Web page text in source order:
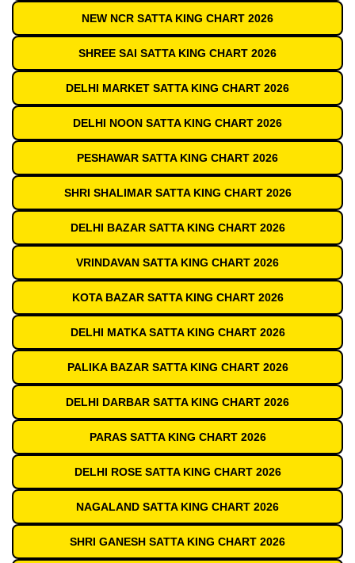
NEW NCR SATTA KING CHART 2026
SHREE SAI SATTA KING CHART 2026
DELHI MARKET SATTA KING CHART 2026
DELHI NOON SATTA KING CHART 2026
PESHAWAR SATTA KING CHART 2026
SHRI SHALIMAR SATTA KING CHART 2026
DELHI BAZAR SATTA KING CHART 2026
VRINDAVAN SATTA KING CHART 2026
KOTA BAZAR SATTA KING CHART 2026
DELHI MATKA SATTA KING CHART 2026
PALIKA BAZAR SATTA KING CHART 2026
DELHI DARBAR SATTA KING CHART 2026
PARAS SATTA KING CHART 2026
DELHI ROSE SATTA KING CHART 2026
NAGALAND SATTA KING CHART 2026
SHRI GANESH SATTA KING CHART 2026